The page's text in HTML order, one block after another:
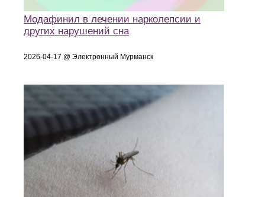
Модафинил в лечении нарколепсии и
других нарушений сна
2026-04-17 @ Электронный Мурманск